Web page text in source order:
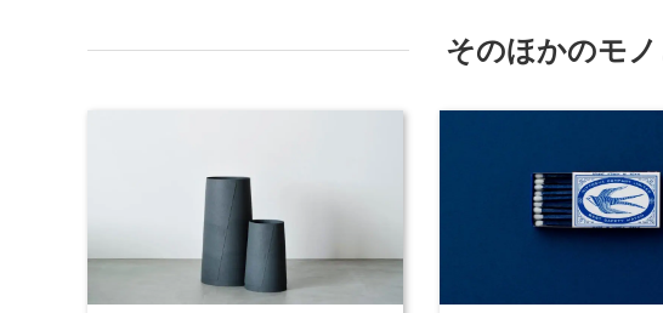
そのほかのモノ